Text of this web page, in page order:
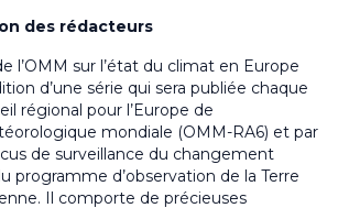
des rédacteurs
l’OMM sur l’état du climat en Europe
d’une série qui sera publiée chaque
régional pour l’Europe de
mondiale (OMM-RA6) et par
de surveillance du changement
programme d’observation de la Terre
Il comporte de précieuses